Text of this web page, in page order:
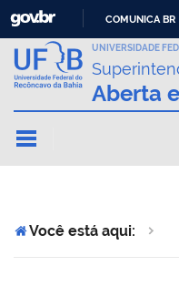
COMUNICA BR
UNIVERSIDADE
Aberta
Você está aqui: